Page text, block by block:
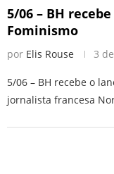
5/06 – BH
Fominismo
por Elis Rouse 3
5/06 – BH recebe o
jornalista francesa